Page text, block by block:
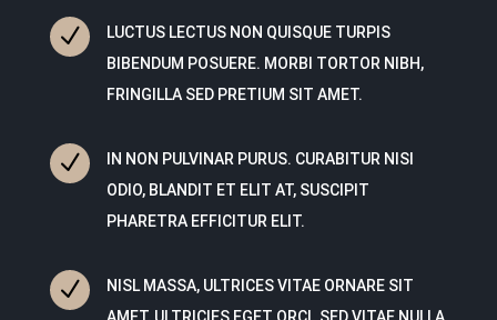
N
LUCTUS LECTUS NON QUISQUE TURPIS
BIBENDUM POSUERE. MORBI TORTOR NIBH,
FRINGILLA SED PRETIUM SIT AMET.
N
IN NON PULVINAR PURUS. CURABITUR NISI
ODIO, BLANDIT ET ELIT AT, SUSCIPIT
PHARETRA EFFICITUR ELIT.
N
NISL MASSA, ULTRICES VITAE ORNARE SIT
AMET, ULTRICIES EGET ORCI. SED VITAE NULLA